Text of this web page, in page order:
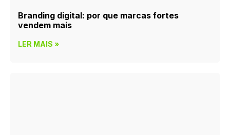
Branding digital: por que marcas fortes
vendem mais
LER MAIS »